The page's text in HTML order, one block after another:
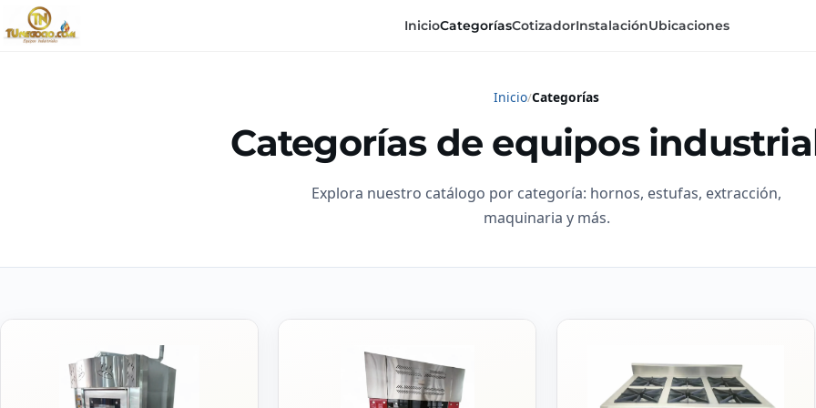
InicioCategoríasCotizadorInstalaciónUbicaciones
Inicio Categorías
Categorías de equipos
Explora nuestro catálogo por categoría: hornos, estufas, extracción,
maquinaria y más.